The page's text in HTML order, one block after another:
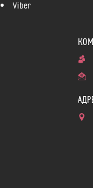
Viber